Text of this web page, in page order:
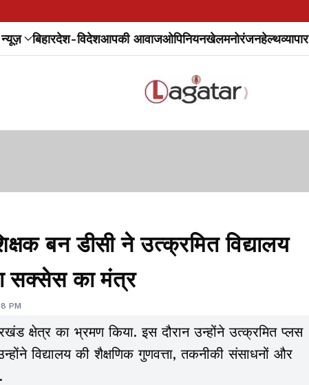
बिहारदेश-विदेशआपकी आवाजओपिनियनखेलमनोरंजनहेल्थव्यापार
बन डीसी ने उत्क्रमित विद्यालय
सक्सेस का मंत्र
PM
क्षेत्र का भ्रमण किया. इस दौरान उन्होंने उत्क्रमित प्लस
विद्यालय की शैक्षणिक गुणवत्ता, तकनीकी संसाधनों और